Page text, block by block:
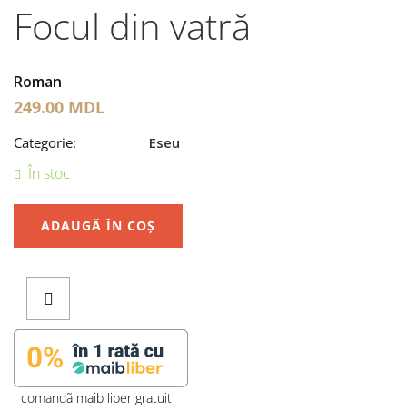
Focul din vatră
Roman
249.00 MDL
Categorie: Eseu
În stoc
ADAUGĂ ÎN COȘ
comandã maib liber gratuit